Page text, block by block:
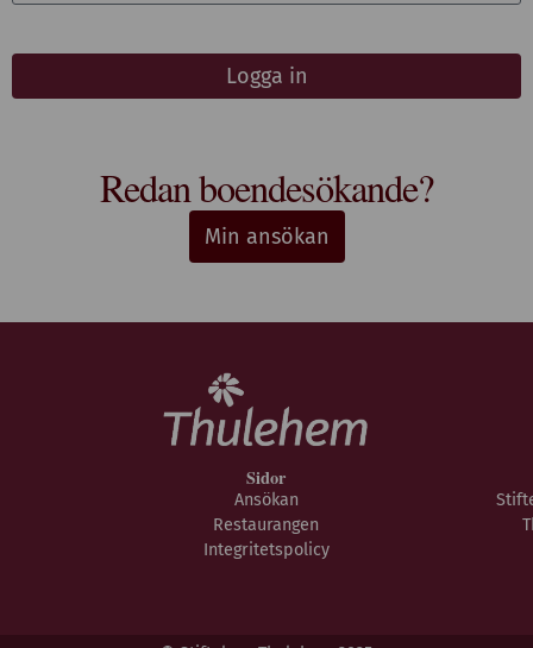
Logga in
Redan boendesökande?
Min ansökan
Sidor
Ansökan
Restaurangen
Integritetspolicy